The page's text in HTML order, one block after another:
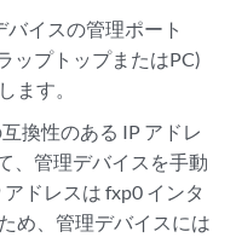
イスの管理ポート
ップトップまたはPC)
ます。
換性のある IP アドレ
、管理デバイスを手動
ドレスは fxp0 インタ
め、管理デバイスには